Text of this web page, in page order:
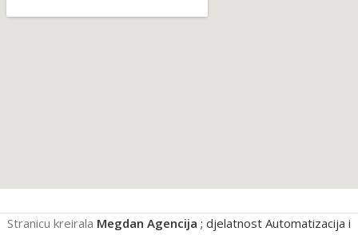
Stranicu kreirala Megdan Agencija ; djelatnost Automatizacija i